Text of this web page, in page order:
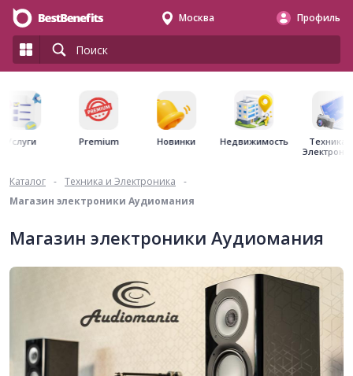
Москва Профиль
Услуги Premium Новинки Недвижимость
Техника
Каталог - Техника и Электроника
-
Магазин электроники Аудиомания
Магазин электроники Аудиомания